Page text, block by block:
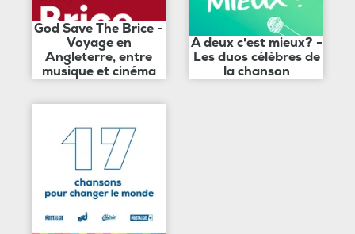
God Save The Brice -
Voyage en
Angleterre, entre
musique et cinéma
A deux c'est mieux? -
Les duos célèbres de
la chanson